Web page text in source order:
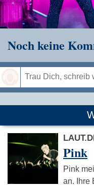
Noch keine
Pink
Pink
an. Ihre